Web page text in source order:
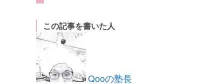
この記事を書いた人
Qooの塾長